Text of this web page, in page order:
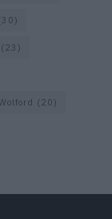
(23)
(20)